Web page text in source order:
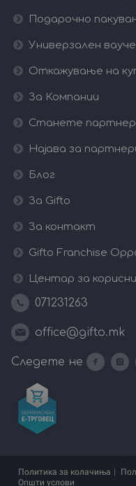
Подарочно
Универзален
Откажување на
За Компании
Станете партнер
Најава за
Блог
За Gifto
За контакт
Gifto Franchise
Центар за
071231263
office@gifto.mk
Следете не
Политика за колачиња
Општи услови